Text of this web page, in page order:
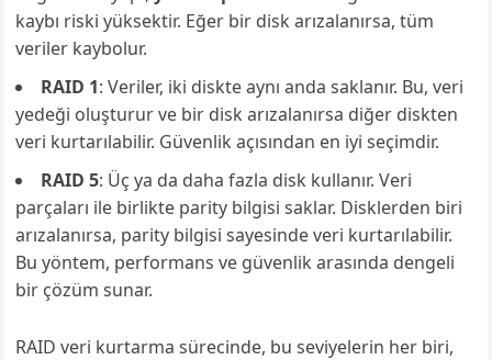
kaybı riski yüksektir. Eğer bir disk arızalanırsa, tüm
veriler kaybolur.
RAID 1: Veriler, iki diskte aynı anda saklanır. Bu, veri
yedeği oluşturur ve bir disk arızalanırsa diğer diskten
veri kurtarılabilir. Güvenlik açısından en iyi seçimdir.
RAID 5: Üç ya da daha fazla disk kullanır. Veri
parçaları ile birlikte parity bilgisi saklar. Disklerden biri
arızalanırsa, parity bilgisi sayesinde veri kurtarılabilir.
Bu yöntem, performans ve güvenlik arasında dengeli
bir çözüm sunar.
RAID veri kurtarma sürecinde, bu seviyelerin her biri,